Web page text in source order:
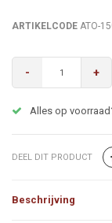
ARTIKELCODE ATO-
- +
Alles op
DEEL DIT PRODUCT
Beschrijving